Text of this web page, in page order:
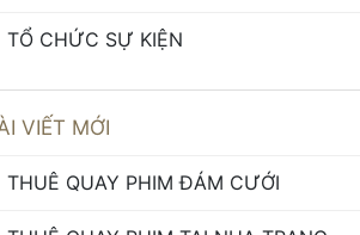
TỔ CHỨC SỰ KIỆN
VIẾT MỚI
THUÊ QUAY PHIM ĐÁM CƯỚI